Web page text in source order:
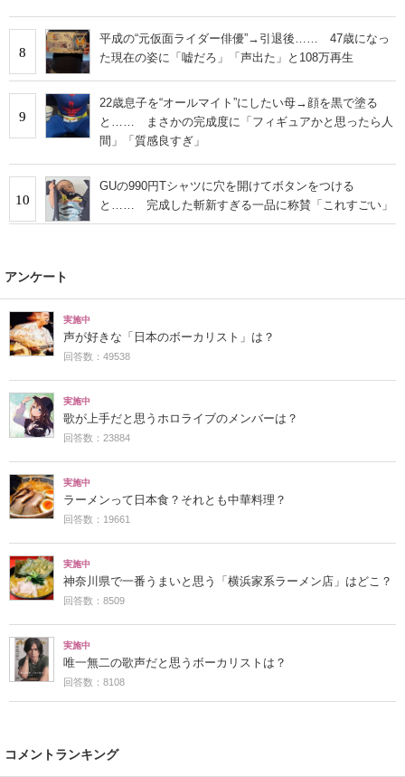
8
平成の“元仮面ライダー俳優”→引退後…… 47歳になっ
た現在の姿に「嘘だろ」「声出た」と108万再生
9
22歳息子を“オールマイト”にしたい母→顔を黒で塗る
と…… まさかの完成度に「フィギュアかと思ったら人
間」「質感良すぎ」
10
GUの990円Tシャツに穴を開けてボタンをつける
と…… 完成した斬新すぎる一品に称賛「これすごい」
アンケート
実施中
声が好きな「日本のボーカリスト」は？
回答数：49538
実施中
歌が上手だと思うホロライブのメンバーは？
回答数：23884
実施中
ラーメンって日本食？それとも中華料理？
回答数：19661
実施中
神奈川県で一番うまいと思う「横浜家系ラーメン店」はどこ？
回答数：8509
実施中
唯一無二の歌声だと思うボーカリストは？
回答数：8108
コメントランキング